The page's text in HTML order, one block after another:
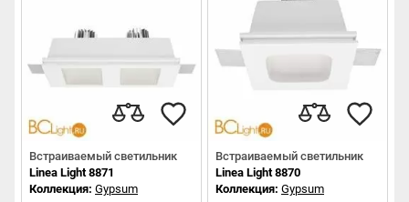
Встраиваемый светильник
Linea Light 8871
Коллекция: Gypsum
Встраиваемый светильник
Linea Light 8870
Коллекция: Gypsum